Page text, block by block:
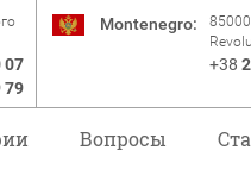
07
79
Montenegro:
85000
+38
Вопросы